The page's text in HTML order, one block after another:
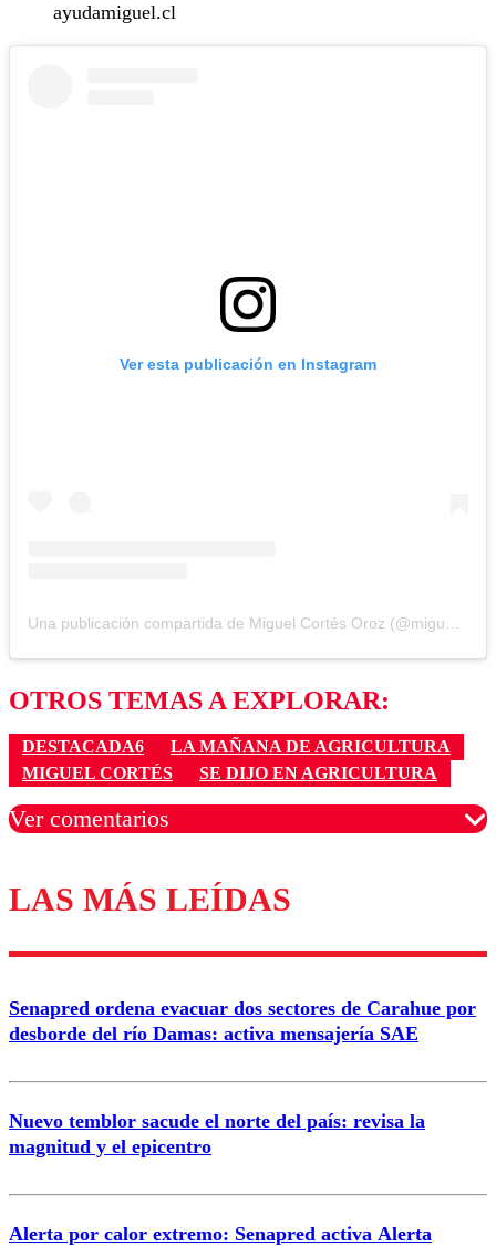
ayudamiguel.cl
Ver esta publicación en Instagram
OTROS TEMAS A EXPLORAR:
DESTACADA6
LA MAÑANA DE AGRICULTURA
MIGUEL CORTÉS
SE DIJO EN AGRICULTURA
Ver comentarios
Los comentarios son moderados para garantizar un
diálogo respetuoso.
Correo
LAS MÁS LEÍDAS
Senapred ordena evacuar dos sectores de Carahue por
desborde del río Damas: activa mensajería SAE
Nuevo temblor sacude el norte del país: revisa la
magnitud y el epicentro
Alerta por calor extremo: Senapred activa Alerta